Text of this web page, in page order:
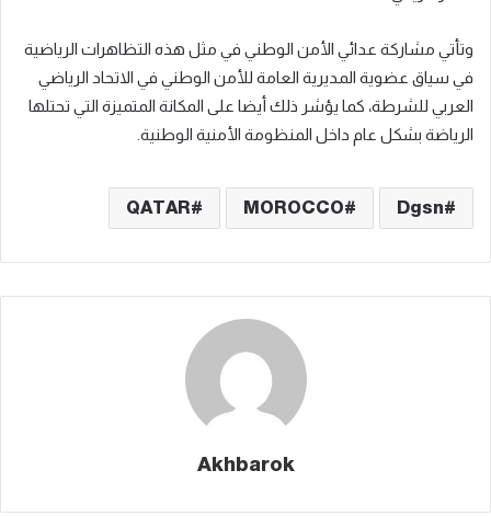
وتأتي مشاركة عدائي الأمن الوطني في مثل هذه التظاهرات الرياضية
في سياق عضوية المديرية العامة للأمن الوطني في الاتحاد الرياضي
العربي للشرطة، كما يؤشر ذلك أيضا على المكانة المتميزة التي تحتلها
الرياضة بشكل عام داخل المنظومة الأمنية الوطنية.
Dgsn
MOROCCO
QATAR
Akhbarok